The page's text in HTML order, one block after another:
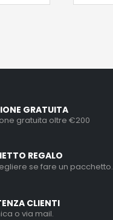
GRATUITA
gratuita oltre €200
REGALO
se fare un pacchetto.
CLIENTI
o via mail.